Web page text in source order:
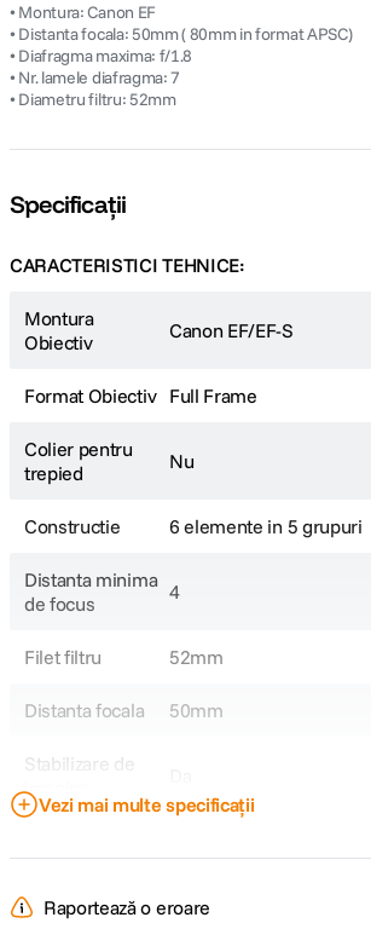
• Montura: Canon EF
• Distanta focala: 50mm ( 80mm in format APSC)
• Diafragma maxima: f/1.8
• Nr. lamele diafragma: 7
• Diametru filtru: 52mm
Specificații
CARACTERISTICI TEHNICE:
Montura
Obiectiv
Canon EF/EF-S
Format Obiectiv Full Frame
Colier pentru
trepied
Nu
Constructie 6 elemente in 5 grupuri
Distanta minima
de focus
4
Filet filtru 52mm
Distanta focala 50mm
Stabilizare de
imagine
Obiectiv Fix /
Zoom
Fix
Vezi mai multe specificații
Raportează o eroare